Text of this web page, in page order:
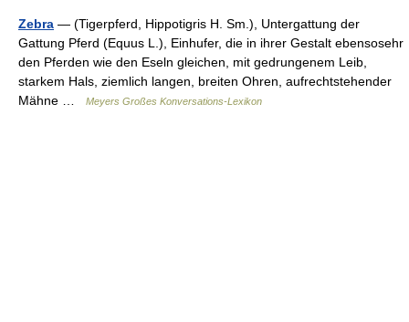
Zebra — (Tigerpferd, Hippotigris H. Sm.), Untergattung der
Gattung Pferd (Equus L.), Einhufer, die in ihrer Gestalt ebensosehr
den Pferden wie den Eseln gleichen, mit gedrungenem Leib,
starkem Hals, ziemlich langen, breiten Ohren, aufrechtstehender
Mähne …
Meyers Großes Konversations-Lexikon